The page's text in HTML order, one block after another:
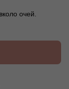
очей.